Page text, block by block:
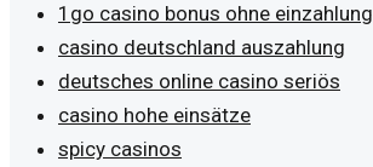
1go casino bonus ohne einzahlung
casino deutschland auszahlung
deutsches online casino seriös
casino hohe einsätze
spicy casinos